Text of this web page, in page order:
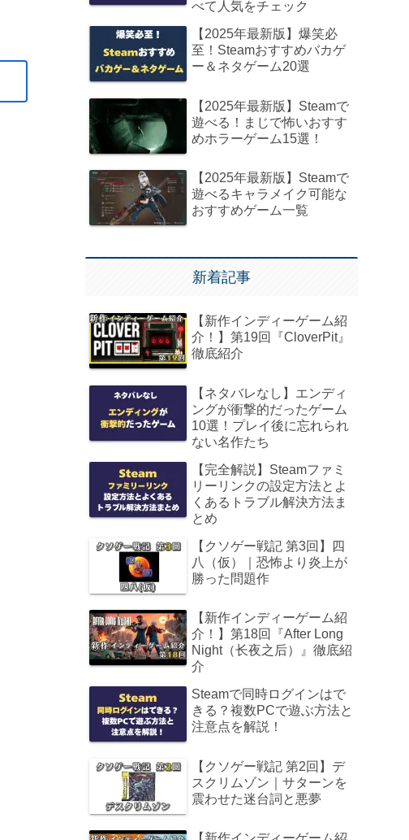
べて人気をチェック
【2025年最新版】爆笑必
至！Steamおすすめバカゲ
ー＆ネタゲーム20選
【2025年最新版】Steamで
遊べる！まじで怖いおすす
めホラーゲーム15選！
【2025年最新版】Steamで
遊べるキャラメイク可能な
おすすめゲーム一覧
新着記事
【新作インディーゲーム紹
介！】第19回『CloverPit』
徹底紹介
【ネタバレなし】エンディ
ングが衝撃的だったゲーム
10選！プレイ後に忘れられ
ない名作たち
【完全解説】Steamファミ
リーリンクの設定方法とよ
くあるトラブル解決方法ま
とめ
【クソゲー戦記 第3回】四
八（仮）｜恐怖より炎上が
勝った問題作
【新作インディーゲーム紹
介！】第18回『After Long
Night（长夜之后）』徹底紹
介
Steamで同時ログインはで
きる？複数PCで遊ぶ方法と
注意点を解説！
【クソゲー戦記 第2回】デ
スクリムゾン｜サターンを
震わせた迷台詞と悪夢